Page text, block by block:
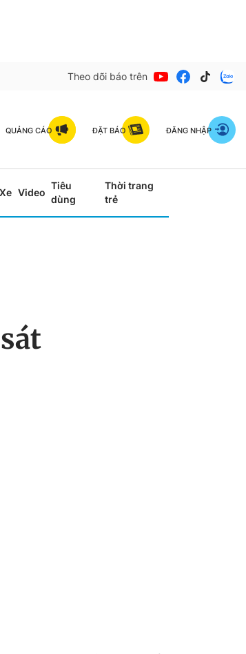
Theo dõi báo trên
QUẢNG CÁO ĐẶT BÁO ĐĂNG NHẬP
Xe Video
Tiêu
dùng
Thời trang
trẻ